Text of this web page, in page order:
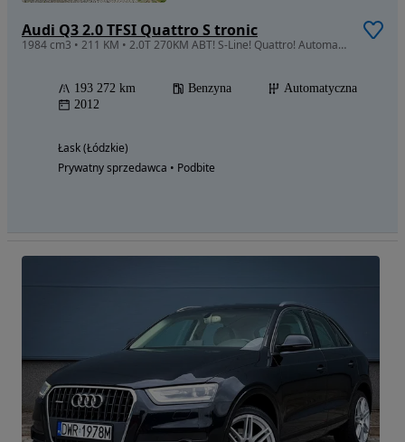
Audi Q3 2.0 TFSI Quattro S tronic
1984 cm3 • 211 KM • 2.0T 270KM ABT! S-Line! Quattro! Automat! Alcantara! Android Auto!
193 272 km Benzyna
Automatyczna
2012
Łask (Łódzkie)
Prywatny sprzedawca • Podbite